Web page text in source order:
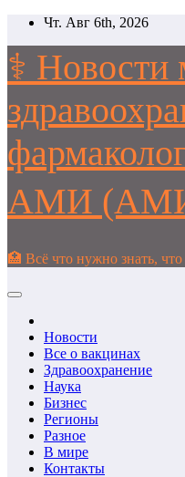
Перейти
содержимому
Чт. Авг 6th, 2026
⚕️ Новости
АМИ
🏥 Всё что нужно знать,
Новости
Все о вакцинах
Здравоохранение
Наука
Бизнес
Регионы
Разное
В мире
Контакты